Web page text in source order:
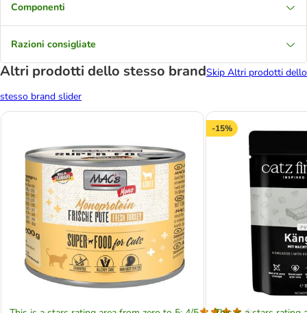
Componenti
Razioni consigliate
Altri prodotti dello stesso brandSkip Altri prodotti dello
stesso brand slider
-15%